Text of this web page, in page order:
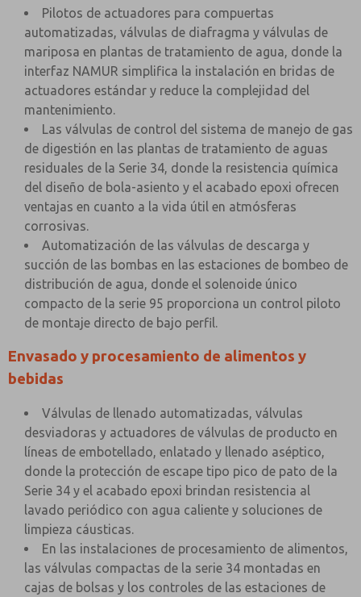
Pilotos de actuadores para compuertas
automatizadas, válvulas de diafragma y válvulas de
mariposa en plantas de tratamiento de agua, donde la
interfaz NAMUR simplifica la instalación en bridas de
actuadores estándar y reduce la complejidad del
mantenimiento.
Las válvulas de control del sistema de manejo de gas
de digestión en las plantas de tratamiento de aguas
residuales de la Serie 34, donde la resistencia química
del diseño de bola-asiento y el acabado epoxi ofrecen
ventajas en cuanto a la vida útil en atmósferas
corrosivas.
Automatización de las válvulas de descarga y
succión de las bombas en las estaciones de bombeo de
distribución de agua, donde el solenoide único
compacto de la serie 95 proporciona un control piloto
de montaje directo de bajo perfil.
Envasado y procesamiento de alimentos y
bebidas
Válvulas de llenado automatizadas, válvulas
desviadoras y actuadores de válvulas de producto en
líneas de embotellado, enlatado y llenado aséptico,
donde la protección de escape tipo pico de pato de la
Serie 34 y el acabado epoxi brindan resistencia al
lavado periódico con agua caliente y soluciones de
limpieza cáusticas.
En las instalaciones de procesamiento de alimentos,
las válvulas compactas de la serie 34 montadas en
cajas de bolsas y los controles de las estaciones de